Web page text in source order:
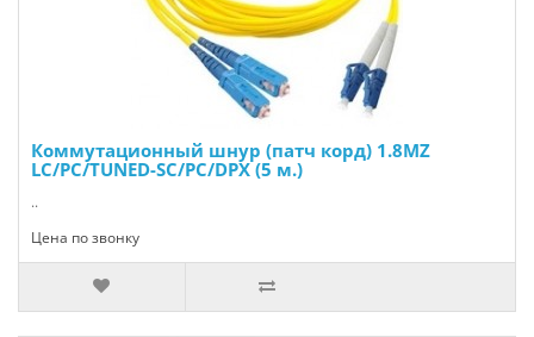
Коммутационный шнур (патч корд) 1.8MZ
LC/PC/TUNED-SC/PC/DPX (5 м.)
..
Цена по звонку